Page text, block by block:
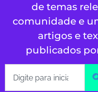
de temas
comunidade e
artigos e
publicados